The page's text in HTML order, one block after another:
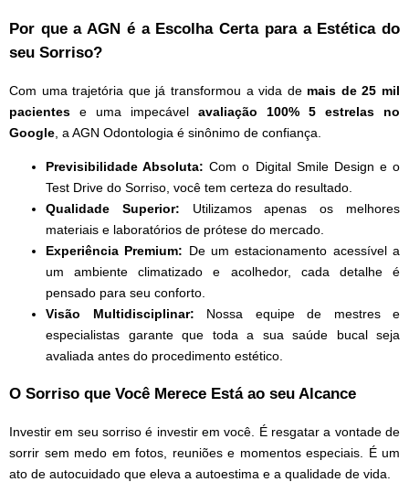
Por que a AGN é a Escolha Certa para a Estética do
seu Sorriso?
Com uma trajetória que já transformou a vida de mais de 25 mil
pacientes e uma impecável avaliação 100% 5 estrelas no
Google , a AGN Odontologia é sinônimo de confiança.
Previsibilidade Absoluta: Com o Digital Smile Design e o
Test Drive do Sorriso, você tem certeza do resultado.
Qualidade Superior: Utilizamos apenas os melhores
materiais e laboratórios de prótese do mercado.
Experiência Premium: De um estacionamento acessível a
um ambiente climatizado e acolhedor, cada detalhe é
pensado para seu conforto.
Visão Multidisciplinar: Nossa equipe de mestres e
especialistas garante que toda a sua saúde bucal seja
avaliada antes do procedimento estético.
O Sorriso que Você Merece Está ao seu Alcance
Investir em seu sorriso é investir em você. É resgatar a vontade de
sorrir sem medo em fotos, reuniões e momentos especiais. É um
ato de autocuidado que eleva a autoestima e a qualidade de vida.